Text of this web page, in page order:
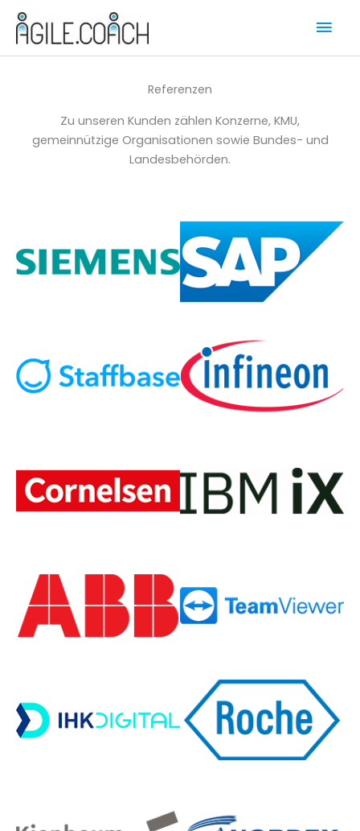
Zum
Inhalt
springen
Referenzen
Zu unseren Kunden zählen Konzerne, KMU,
gemeinnützige Organisationen sowie Bundes- und
Landesbehörden.